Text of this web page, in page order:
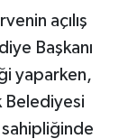
açılış
Başkanı
yaparken,
Belediyesi
sahipliğinde